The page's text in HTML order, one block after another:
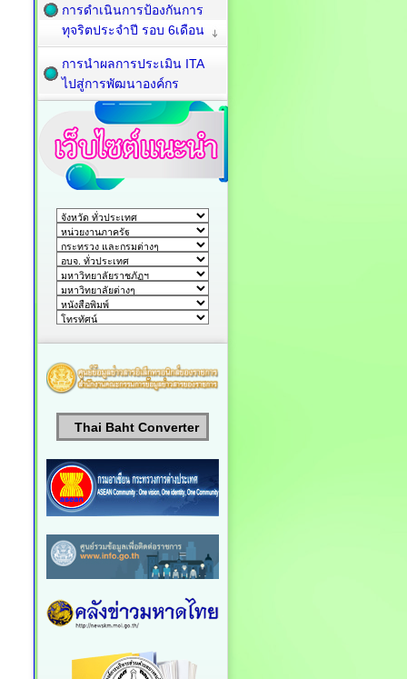
การดำเนินการป้องกันการ
ทุจริตประจำปี รอบ 6เดือน
การนำผลการประเมิน ITA
ไปสู่การพัฒนาองค์กร
Thai Baht Converter